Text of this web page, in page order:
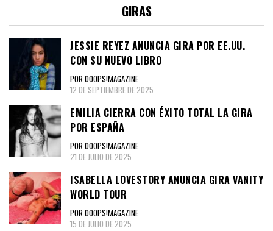
GIRAS
JESSIE REYEZ ANUNCIA GIRA POR EE.UU.
CON SU NUEVO LIBRO
POR OOOPS!MAGAZINE
12 DE SEPTIEMBRE DE 2025
EMILIA CIERRA CON ÉXITO TOTAL LA GIRA
POR ESPAÑA
POR OOOPS!MAGAZINE
21 DE JULIO DE 2025
ISABELLA LOVESTORY ANUNCIA GIRA VANITY
WORLD TOUR
POR OOOPS!MAGAZINE
15 DE JULIO DE 2025